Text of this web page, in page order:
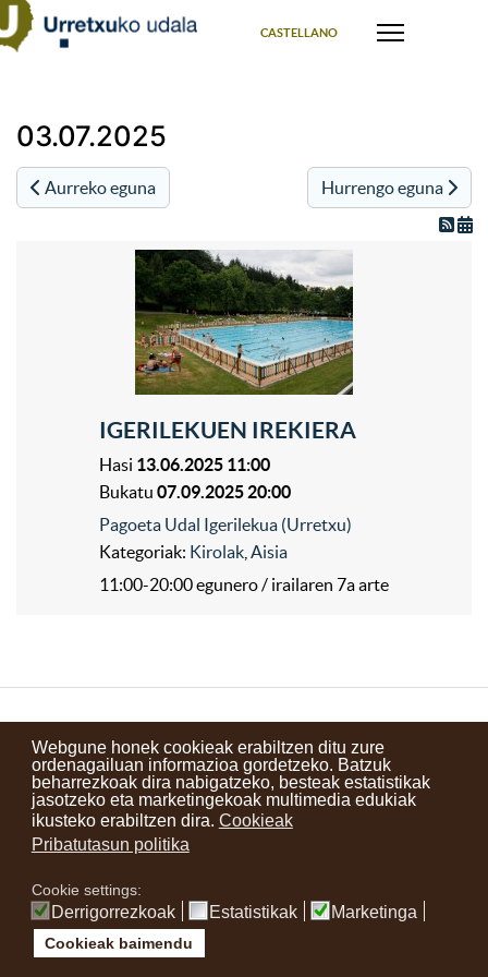
Webgune honek cookieak erabiltzen ditu zure
ordenagailuan informazioa gordetzeko. Batzuk
beharrezkoak dira nabigatzeko, besteak estatistikak
jasotzeko eta marketingekoak multimedia edukiak
ikusteko erabiltzen dira. Cookieak
Pribatutasun politika
Cookie settings:
Derrigorrezkoak Estatistikak Marketinga
Cookieak baimendu
CASTELLANO
03.07.2025
Aurreko eguna Hurrengo eguna
IGERILEKUEN IREKIERA
Hasi 13.06.2025 11:00
Bukatu 07.09.2025 20:00
Pagoeta Udal Igerilekua (Urretxu)
Kategoriak: Kirolak Aisia
11:00-20:00 egunero / irailaren 7a arte
Zure iritzia
instagram
facebook